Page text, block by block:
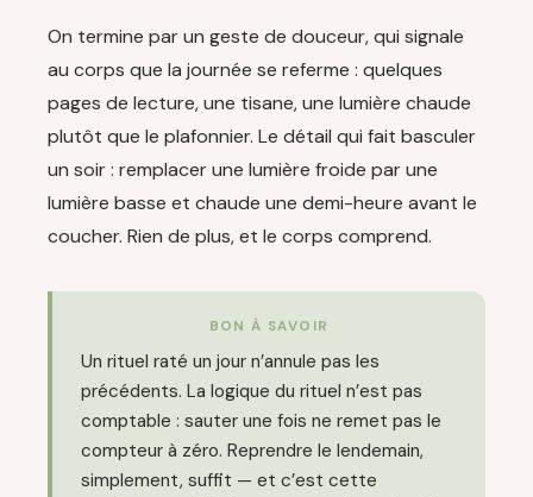
On termine par un geste de douceur, qui signale
au corps que la journée se referme : quelques
pages de lecture, une tisane, une lumière chaude
plutôt que le plafonnier. Le détail qui fait basculer
un soir : remplacer une lumière froide par une
lumière basse et chaude une demi-heure avant le
coucher. Rien de plus, et le corps comprend.
BON À SAVOIR
Un rituel raté un jour n’annule pas les
précédents. La logique du rituel n’est pas
comptable : sauter une fois ne remet pas le
compteur à zéro. Reprendre le lendemain,
simplement, suffit — et c’est cette